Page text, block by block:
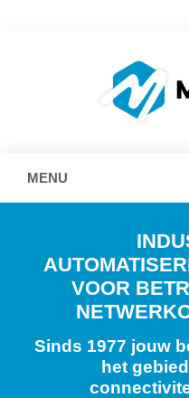
MENU
VOOR
Sinds 1977 jouw
het